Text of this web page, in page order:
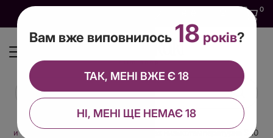
0
Фіолетова воскова свічка Art of Sex низькотемпературна S 10 см
Вам вже виповнилось 18 років?
НІ, МЕНІ ЩЕ НЕМАЄ 18
ТАК, МЕНІ ВЖЕ Є 18